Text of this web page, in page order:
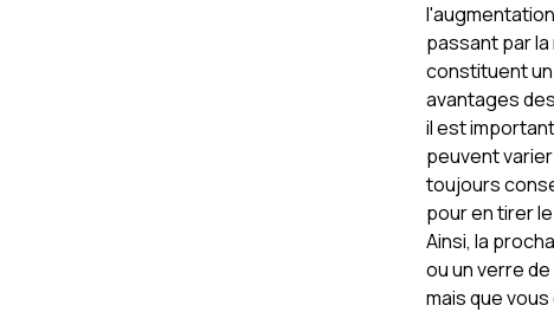
passant par
constituent un
avantages
il est
peuvent
toujours
pour en tirer
Ainsi, la
ou un verre
mais que